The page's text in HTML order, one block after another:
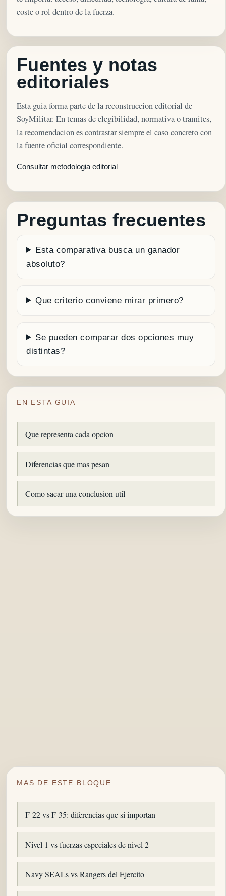
coste o rol dentro de la fuerza.
Fuentes y notas
editoriales
Esta guia forma parte de la reconstruccion editorial de
SoyMilitar. En temas de elegibilidad, normativa o tramites,
la recomendacion es contrastar siempre el caso concreto con
la fuente oficial correspondiente.
Consultar metodologia editorial
Preguntas frecuentes
Esta comparativa busca un ganador
absoluto?
Que criterio conviene mirar primero?
Se pueden comparar dos opciones muy
distintas?
EN ESTA GUIA
Que representa cada opcion
Diferencias que mas pesan
Como sacar una conclusion util
MAS DE ESTE BLOQUE
F-22 vs F-35: diferencias que si importan
Nivel 1 vs fuerzas especiales de nivel 2
Navy SEALs vs Rangers del Ejercito